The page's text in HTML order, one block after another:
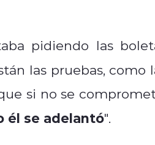
pidiendo las
las pruebas, como
si no se
él se adelantó".